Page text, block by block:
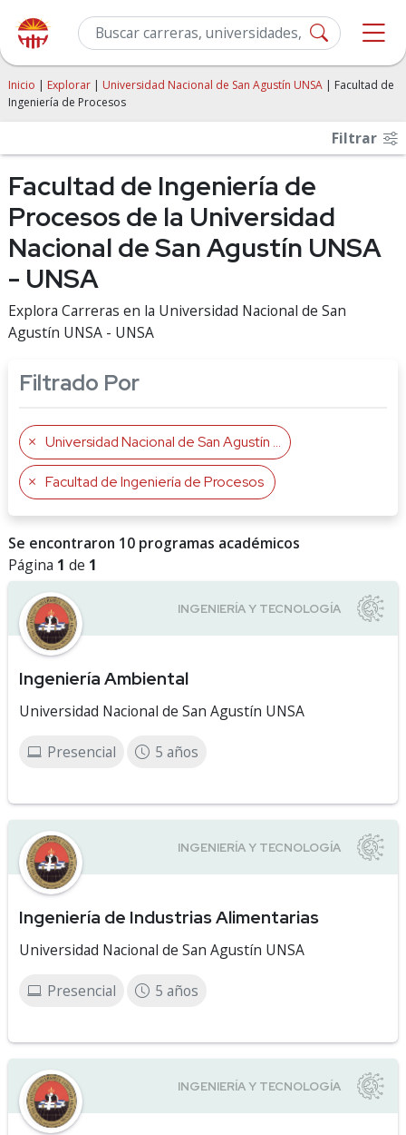
Inicio | Explorar | Universidad Nacional de San Agustín UNSA | Facultad de
Ingeniería de Procesos
Filtrar
Facultad de Ingeniería de
Procesos de la Universidad
Nacional de San Agustín UNSA
- UNSA
Explora Carreras en la Universidad Nacional de San
Agustín UNSA - UNSA
Filtrado Por
Universidad Nacional de San Agustín UNSA
Facultad de Ingeniería de Procesos
Se encontraron 10 programas académicos
Página 1 de 1
Ingeniería Ambiental
Universidad Nacional de San Agustín UNSA
Presencial 5 años
Ingeniería de Industrias Alimentarias
Universidad Nacional de San Agustín UNSA
Presencial 5 años